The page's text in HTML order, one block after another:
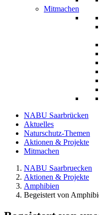
Mitmachen
NABU Saarbrücken
Aktuelles
Naturschutz-Themen
Aktionen & Projekte
Mitmachen
NABU Saarbruecken
Aktionen & Projekte
Amphibien
Begeistert von